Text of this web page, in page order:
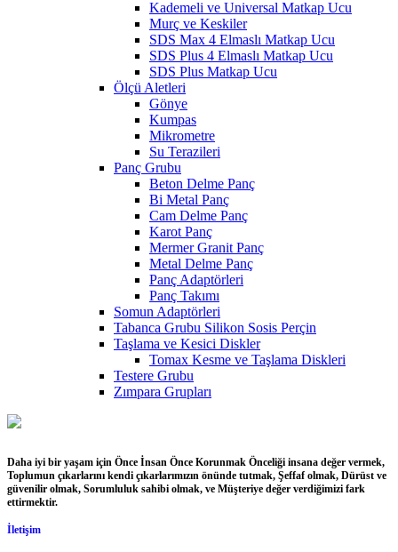
Kademeli ve Universal Matkap Ucu
Murç ve Keskiler
SDS Max 4 Elmaslı Matkap Ucu
SDS Plus 4 Elmaslı Matkap Ucu
SDS Plus Matkap Ucu
Ölçü Aletleri
Gönye
Kumpas
Mikrometre
Su Terazileri
Panç Grubu
Beton Delme Panç
Bi Metal Panç
Cam Delme Panç
Karot Panç
Mermer Granit Panç
Metal Delme Panç
Panç Adaptörleri
Panç Takımı
Somun Adaptörleri
Tabanca Grubu Silikon Sosis Perçin
Taşlama ve Kesici Diskler
Tomax Kesme ve Taşlama Diskleri
Testere Grubu
Zımpara Grupları
Daha iyi bir yaşam için Önce İnsan Önce Korunmak Önceliği insana değer vermek,
Toplumun çıkarlarını kendi çıkarlarımızın önünde tutmak, Şeffaf olmak, Dürüst ve
güvenilir olmak, Sorumluluk sahibi olmak, ve Müşteriye değer verdiğimizi fark
ettirmektir.
İletişim